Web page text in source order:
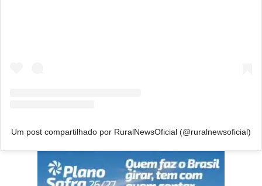
Um post compartilhado por RuralNewsOficial (@ruralnewsoficial)